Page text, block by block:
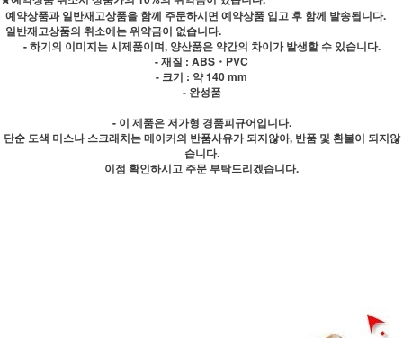
예약상품과 일반재고상품을 함께 주문하시면 예약상품 입고 후 함께 발송됩니다.
일반재고상품의 취소에는 위약금이 없습니다.
- 하기의 이미지는 시제품이며, 양산품은 약간의 차이가 발생할 수 있습니다.
- 재질 : ABS・PVC
- 크기 : 약 140 mm
- 완성품
- 이 제품은 저가형 경품피규어입니다.
단순 도색 미스나 스크래치는 메이커의 반품사유가 되지않아, 반품 및 환불이 되지않
습니다.
이점 확인하시고 주문 부탁드리겠습니다.